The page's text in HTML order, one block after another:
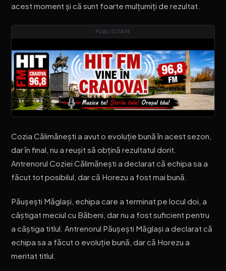
acest moment și că sunt foarte mulțumiți de rezultat.
PUBLICITATE
Cozia Călimănești a avut o evoluție bună în acest sezon,
dar în final, nu a reușit să obțină rezultatul dorit.
Antrenorul Coziei Călimănești a declarat că echipa sa a
făcut tot posibilul, dar că Horezu a fost mai bună.
Păușești Măglași, echipa care a terminat pe locul doi, a
câștigat meciul cu Băbeni, dar nu a fost suficient pentru
a câștiga titlul. Antrenorul Păușești Măglași a declarat că
echipa sa a făcut o evoluție bună, dar că Horezu a
meritat titlul.